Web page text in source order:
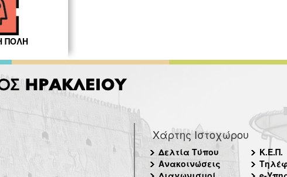
ΠΟΛΗ
Χάρτης Ιστοχώρου
Δελτία Τύπου
Ανακοινώσεις
Κ.Ε.Π.